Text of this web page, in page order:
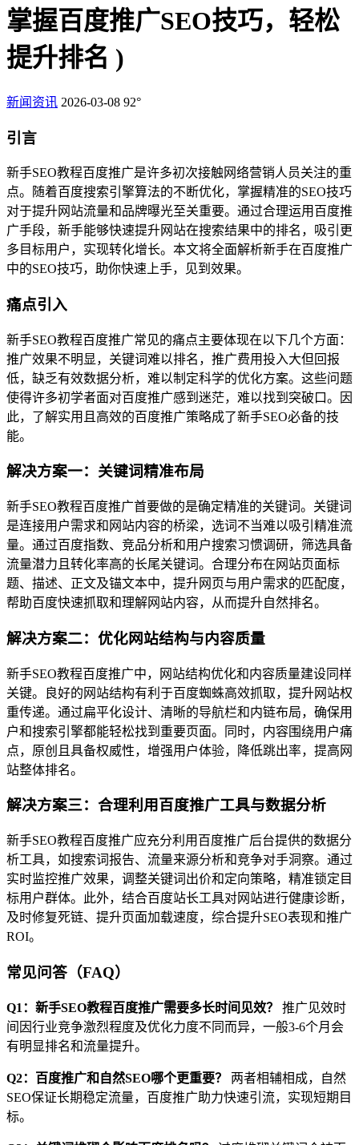
掌握百度推广SEO技巧，轻松
提升排名 )
新闻资讯 2026-03-08 92°
引言
新手SEO教程百度推广是许多初次接触网络营销人员关注的重
点。随着百度搜索引擎算法的不断优化，掌握精准的SEO技巧
对于提升网站流量和品牌曝光至关重要。通过合理运用百度推
广手段，新手能够快速提升网站在搜索结果中的排名，吸引更
多目标用户，实现转化增长。本文将全面解析新手在百度推广
中的SEO技巧，助你快速上手，见到效果。
痛点引入
新手SEO教程百度推广常见的痛点主要体现在以下几个方面：
推广效果不明显，关键词难以排名，推广费用投入大但回报
低，缺乏有效数据分析，难以制定科学的优化方案。这些问题
使得许多初学者面对百度推广感到迷茫，难以找到突破口。因
此，了解实用且高效的百度推广策略成了新手SEO必备的技
能。
解决方案一：关键词精准布局
新手SEO教程百度推广首要做的是确定精准的关键词。关键词
是连接用户需求和网站内容的桥梁，选词不当难以吸引精准流
量。通过百度指数、竞品分析和用户搜索习惯调研，筛选具备
流量潜力且转化率高的长尾关键词。合理分布在网站页面标
题、描述、正文及锚文本中，提升网页与用户需求的匹配度，
帮助百度快速抓取和理解网站内容，从而提升自然排名。
解决方案二：优化网站结构与内容质量
新手SEO教程百度推广中，网站结构优化和内容质量建设同样
关键。良好的网站结构有利于百度蜘蛛高效抓取，提升网站权
重传递。通过扁平化设计、清晰的导航栏和内链布局，确保用
户和搜索引擎都能轻松找到重要页面。同时，内容围绕用户痛
点，原创且具备权威性，增强用户体验，降低跳出率，提高网
站整体排名。
解决方案三：合理利用百度推广工具与数据分析
新手SEO教程百度推广应充分利用百度推广后台提供的数据分
析工具，如搜索词报告、流量来源分析和竞争对手洞察。通过
实时监控推广效果，调整关键词出价和定向策略，精准锁定目
标用户群体。此外，结合百度站长工具对网站进行健康诊断，
及时修复死链、提升页面加载速度，综合提升SEO表现和推广
ROI。
常见问答（FAQ）
Q1：新手SEO教程百度推广需要多长时间见效？
推广见效时
间因行业竞争激烈程度及优化力度不同而异，一般3-6个月会
有明显排名和流量提升。
Q2：百度推广和自然SEO哪个更重要？
两者相辅相成，自然
SEO保证长期稳定流量，百度推广助力快速引流，实现短期目
标。